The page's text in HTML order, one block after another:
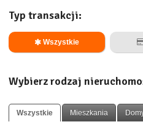
Typ transakcji:
Wszystkie
Wybierz rodzaj
Wszystkie Mieszkania